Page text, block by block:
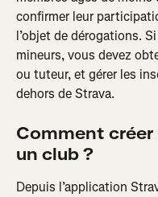
confirmer leur
l’objet de dérogations.
mineurs, vous devez
ou tuteur, et gérer les
dehors de Strava.
Comment
un club ?
Depuis l’application